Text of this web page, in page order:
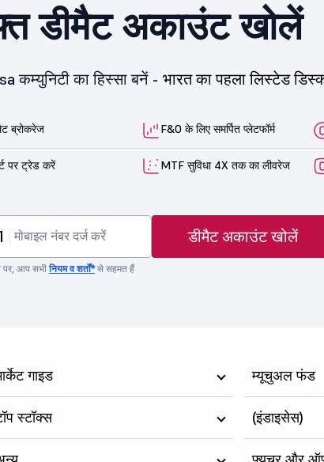
डीमैट अकाउंट खोलें
कम्युनिटी का हिस्सा बनें - भारत का पहला लिस्टेड
ब्रोकरेज F&O के लिए समर्पित प्लेटफॉर्म
पर ट्रेड करें MTF सुविधा 4X तक का लीवरेज
डीमैट अकाउंट खोलें
पर, आप सभीनियम व शर्तों*से सहमत हैं
गाइड म्यूचुअल फंड
स्टॉक्स (इंडाइसेस)